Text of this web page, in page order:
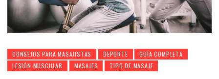
CONSEJOS PARA MASAJISTAS DEPORTE
GUÍA COMPLETA
LESIÓN MUSCULAR
MASAJES TIPO DE MASAJE